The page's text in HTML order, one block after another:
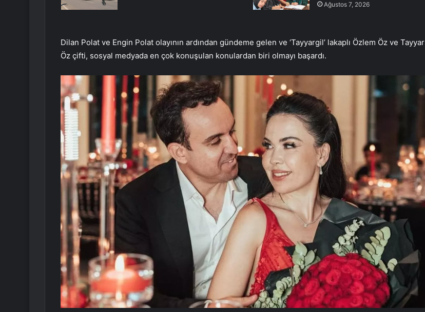
Ağustos 7, 2026
Dilan Polat ve Engin Polat olayının ardından gündeme gelen ve ‘Tayyargil’ lakaplı Özlem Öz ve Tayyar
Öz çifti, sosyal medyada en çok konuşulan konulardan biri olmayı başardı.